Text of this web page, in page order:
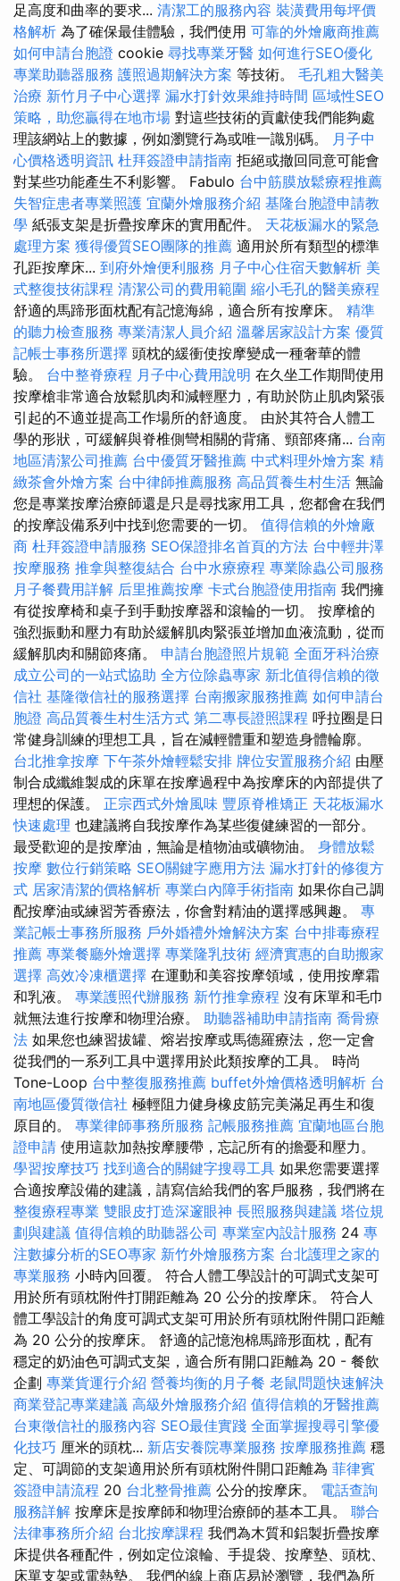
足高度和曲率的要求... 清潔工的服務內容 裝潢費用每坪價
格解析 為了確保最佳體驗，我們使用 可靠的外燴廠商推薦
如何申請台胞證 cookie 尋找專業牙醫 如何進行SEO優化
專業助聽器服務 護照過期解決方案 等技術。 毛孔粗大醫美
治療 新竹月子中心選擇 漏水打針效果維持時間 區域性SEO
策略，助您贏得在地市場 對這些技術的貢獻使我們能夠處
理該網站上的數據，例如瀏覽行為或唯一識別碼。 月子中
心價格透明資訊 杜拜簽證申請指南 拒絕或撤回同意可能會
對某些功能產生不利影響。 Fabulo 台中筋膜放鬆療程推薦
失智症患者專業照護 宜蘭外燴服務介紹 基隆台胞證申請教
學 紙張支架是折疊按摩床的實用配件。 天花板漏水的緊急
處理方案 獲得優質SEO團隊的推薦 適用於所有類型的標準
孔距按摩床... 到府外燴便利服務 月子中心住宿天數解析 美
式整復技術課程 清潔公司的費用範圍 縮小毛孔的醫美療程
舒適的馬蹄形面枕配有記憶海綿，適合所有按摩床。 精準
的聽力檢查服務 專業清潔人員介紹 溫馨居家設計方案 優質
記帳士事務所選擇 頭枕的緩衝使按摩變成一種奢華的體
驗。 台中整脊療程 月子中心費用說明 在久坐工作期間使用
按摩槍非常適合放鬆肌肉和減輕壓力，有助於防止肌肉緊張
引起的不適並提高工作場所的舒適度。 由於其符合人體工
學的形狀，可緩解與脊椎側彎相關的背痛、頸部疼痛... 台南
地區清潔公司推薦 台中優質牙醫推薦 中式料理外燴方案 精
緻茶會外燴方案 台中律師推薦服務 高品質養生村生活 無論
您是專業按摩治療師還是只是尋找家用工具，您都會在我們
的按摩設備系列中找到您需要的一切。 值得信賴的外燴廠
商 杜拜簽證申請服務 SEO保證排名首頁的方法 台中輕井澤
按摩服務 推拿與整復結合 台中水療療程 專業除蟲公司服務
月子餐費用詳解 后里推薦按摩 卡式台胞證使用指南 我們擁
有從按摩椅和桌子到手動按摩器和滾輪的一切。 按摩槍的
強烈振動和壓力有助於緩解肌肉緊張並增加血液流動，從而
緩解肌肉和關節疼痛。 申請台胞證照片規範 全面牙科治療
成立公司的一站式協助 全方位除蟲專家 新北值得信賴的徵
信社 基隆徵信社的服務選擇 台南搬家服務推薦 如何申請台
胞證 高品質養生村生活方式 第二專長證照課程 呼拉圈是日
常健身訓練的理想工具，旨在減輕體重和塑造身體輪廓。
台北推拿按摩 下午茶外燴輕鬆安排 牌位安置服務介紹 由壓
制合成纖維製成的床單在按摩過程中為按摩床的內部提供了
理想的保護。 正宗西式外燴風味 豐原脊椎矯正 天花板漏水
快速處理 也建議將自我按摩作為某些復健練習的一部分。
最受歡迎的是按摩油，無論是植物油或礦物油。 身體放鬆
按摩 數位行銷策略 SEO關鍵字應用方法 漏水打針的修復方
式 居家清潔的價格解析 專業白內障手術指南 如果你自己調
配按摩油或練習芳香療法，你會對精油的選擇感興趣。 專
業記帳士事務所服務 戶外婚禮外燴解決方案 台中排毒療程
推薦 專業餐廳外燴選擇 專業隆乳技術 經濟實惠的自助搬家
選擇 高效冷凍櫃選擇 在運動和美容按摩領域，使用按摩霜
和乳液。 專業護照代辦服務 新竹推拿療程 沒有床單和毛巾
就無法進行按摩和物理治療。 助聽器補助申請指南 喬骨療
法 如果您也練習拔罐、熔岩按摩或馬德羅療法，您一定會
從我們的一系列工具中選擇用於此類按摩的工具。 時尚
Tone-Loop 台中整復服務推薦 buffet外燴價格透明解析 台
南地區優質徵信社 極輕阻力健身橡皮筋完美滿足再生和復
原目的。 專業律師事務所服務 記帳服務推薦 宜蘭地區台胞
證申請 使用這款加熱按摩腰帶，忘記所有的擔憂和壓力。
學習按摩技巧 找到適合的關鍵字搜尋工具 如果您需要選擇
合適按摩設備的建議，請寫信給我們的客戶服務，我們將在
整復療程專業 雙眼皮打造深邃眼神 長照服務與建議 塔位規
劃與建議 值得信賴的助聽器公司 專業室內設計服務 24 專
注數據分析的SEO專家 新竹外燴服務方案 台北護理之家的
專業服務 小時內回覆。 符合人體工學設計的可調式支架可
用於所有頭枕附件打開距離為 20 公分的按摩床。 符合人
體工學設計的角度可調式支架可用於所有頭枕附件開口距離
為 20 公分的按摩床。 舒適的記憶泡棉馬蹄形面枕，配有
穩定的奶油色可調式支架，適合所有開口距離為 20 - 餐飲
企劃 專業貨運行介紹 營養均衡的月子餐 老鼠問題快速解決
商業登記專業建議 高級外燴服務介紹 值得信賴的牙醫推薦
台東徵信社的服務內容 SEO最佳實踐 全面掌握搜尋引擎優
化技巧 厘米的頭枕... 新店安養院專業服務 按摩服務推薦 穩
定、可調節的支架適用於所有頭枕附件開口距離為 菲律賓
簽證申請流程 20 台北整骨推薦 公分的按摩床。 電話查詢
服務詳解 按摩床是按摩師和物理治療師的基本工具。 聯合
法律事務所介紹 台北按摩課程 我們為木質和鋁製折疊按摩
床提供各種配件，例如定位滾輪、手提袋、按摩墊、頭枕、
床單支架或電熱墊。 我們的線上商店易於瀏覽，我們為所